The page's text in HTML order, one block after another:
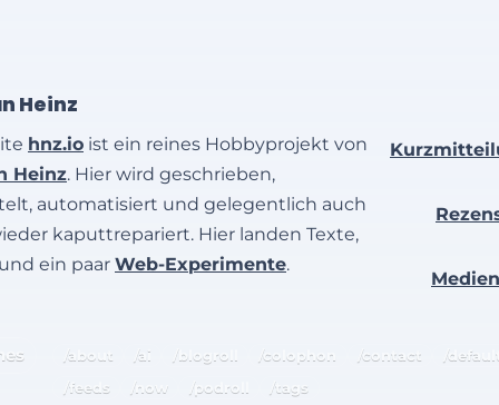
Heinz
hnz.io ist ein reines Hobbyprojekt von
Heinz. Hier wird geschrieben,
automatisiert und gelegentlich auch
kaputtrepariert. Hier landen Texte,
ein paar Web-Experimente.
/about /ai /blogroll /colophon /contact
/
/feeds
/now /podroll /tags